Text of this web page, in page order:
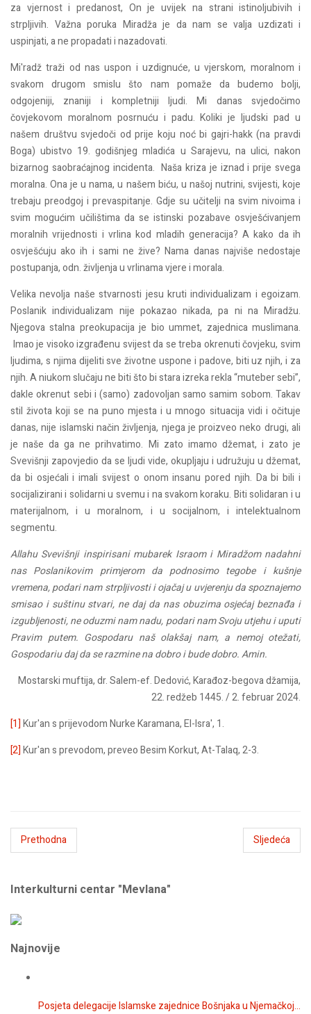
za vjernost i predanost, On je uvijek na strani istinoljubivih i
strpljivih. Važna poruka Miradža je da nam se valja uzdizati i
uspinjati, a ne propadati i nazadovati.
Mi'radž traži od nas uspon i uzdignuće, u vjerskom, moralnom i
svakom drugom smislu što nam pomaže da budemo bolji,
odgojeniji, znaniji i kompletniji ljudi. Mi danas svjedočimo
čovjekovom moralnom posrnuću i padu. Koliki je ljudski pad u
našem društvu svjedoči od prije koju noć bi gajri-hakk (na pravdi
Boga) ubistvo 19. godišnjeg mladića u Sarajevu, na ulici, nakon
bizarnog saobraćajnog incidenta. Naša kriza je iznad i prije svega
moralna. Ona je u nama, u našem biću, u našoj nutrini, svijesti, koje
trebaju preodgoj i prevaspitanje. Gdje su učitelji na svim nivoima i
svim mogućim učilištima da se istinski pozabave osvješćivanjem
moralnih vrijednosti i vrlina kod mladih generacija? A kako da ih
osvješćuju ako ih i sami ne žive? Nama danas najviše nedostaje
postupanja, odn. življenja u vrlinama vjere i morala.
Velika nevolja naše stvarnosti jesu kruti individualizam i egoizam.
Poslanik individualizam nije pokazao nikada, pa ni na Miradžu.
Njegova stalna preokupacija je bio ummet, zajednica muslimana.
Imao je visoko izgrađenu svijest da se treba okrenuti čovjeku, svim
ljudima, s njima dijeliti sve životne uspone i padove, biti uz njih, i za
njih. A niukom slučaju ne biti što bi stara izreka rekla “muteber sebi”,
dakle okrenut sebi i (samo) zadovoljan samo samim sobom. Takav
stil života koji se na puno mjesta i u mnogo situacija vidi i očituje
danas, nije islamski način življenja, njega je proizveo neko drugi, ali
je naše da ga ne prihvatimo. Mi zato imamo džemat, i zato je
Svevišnji zapovjedio da se ljudi vide, okupljaju i udružuju u džemat,
da bi osjećali i imali svijest o onom insanu pored njih. Da bi bili i
socijalizirani i solidarni u svemu i na svakom koraku. Biti solidaran i u
materijalnom, i u moralnom, i u socijalnom, i intelektualnom
segmentu.
Allahu Svevišnji inspirisani mubarek Israom i Miradžom nadahni
nas Poslanikovim primjerom da podnosimo tegobe i kušnje
vremena, podari nam strpljivosti i ojačaj u uvjerenju da spoznajemo
smisao i suštinu stvari, ne daj da nas obuzima osjećaj beznađa i
izgubljenosti, ne oduzmi nam nadu, podari nam Svoju utjehu i uputi
Pravim putem. Gospodaru naš olakšaj nam, a nemoj otežati,
Gospodariu daj da se razmine na dobro i bude dobro. Amin.
Mostarski muftija, dr. Salem-ef. Dedović, Karađoz-begova džamija,
22. redžeb 1445. / 2. februar 2024.
[1] Kur'an s prijevodom Nurke Karamana, El-Isra', 1.
[2] Kur'an s prevodom, preveo Besim Korkut, At-Talaq, 2-3.
Prethodna Sljedeća
Interkulturni centar "Mevlana"
Najnovije
Posjeta delegacije Islamske zajednice Bošnjaka u Njemačkoj...